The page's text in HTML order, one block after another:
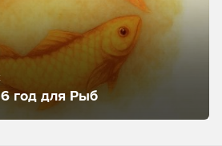
год для Рыб